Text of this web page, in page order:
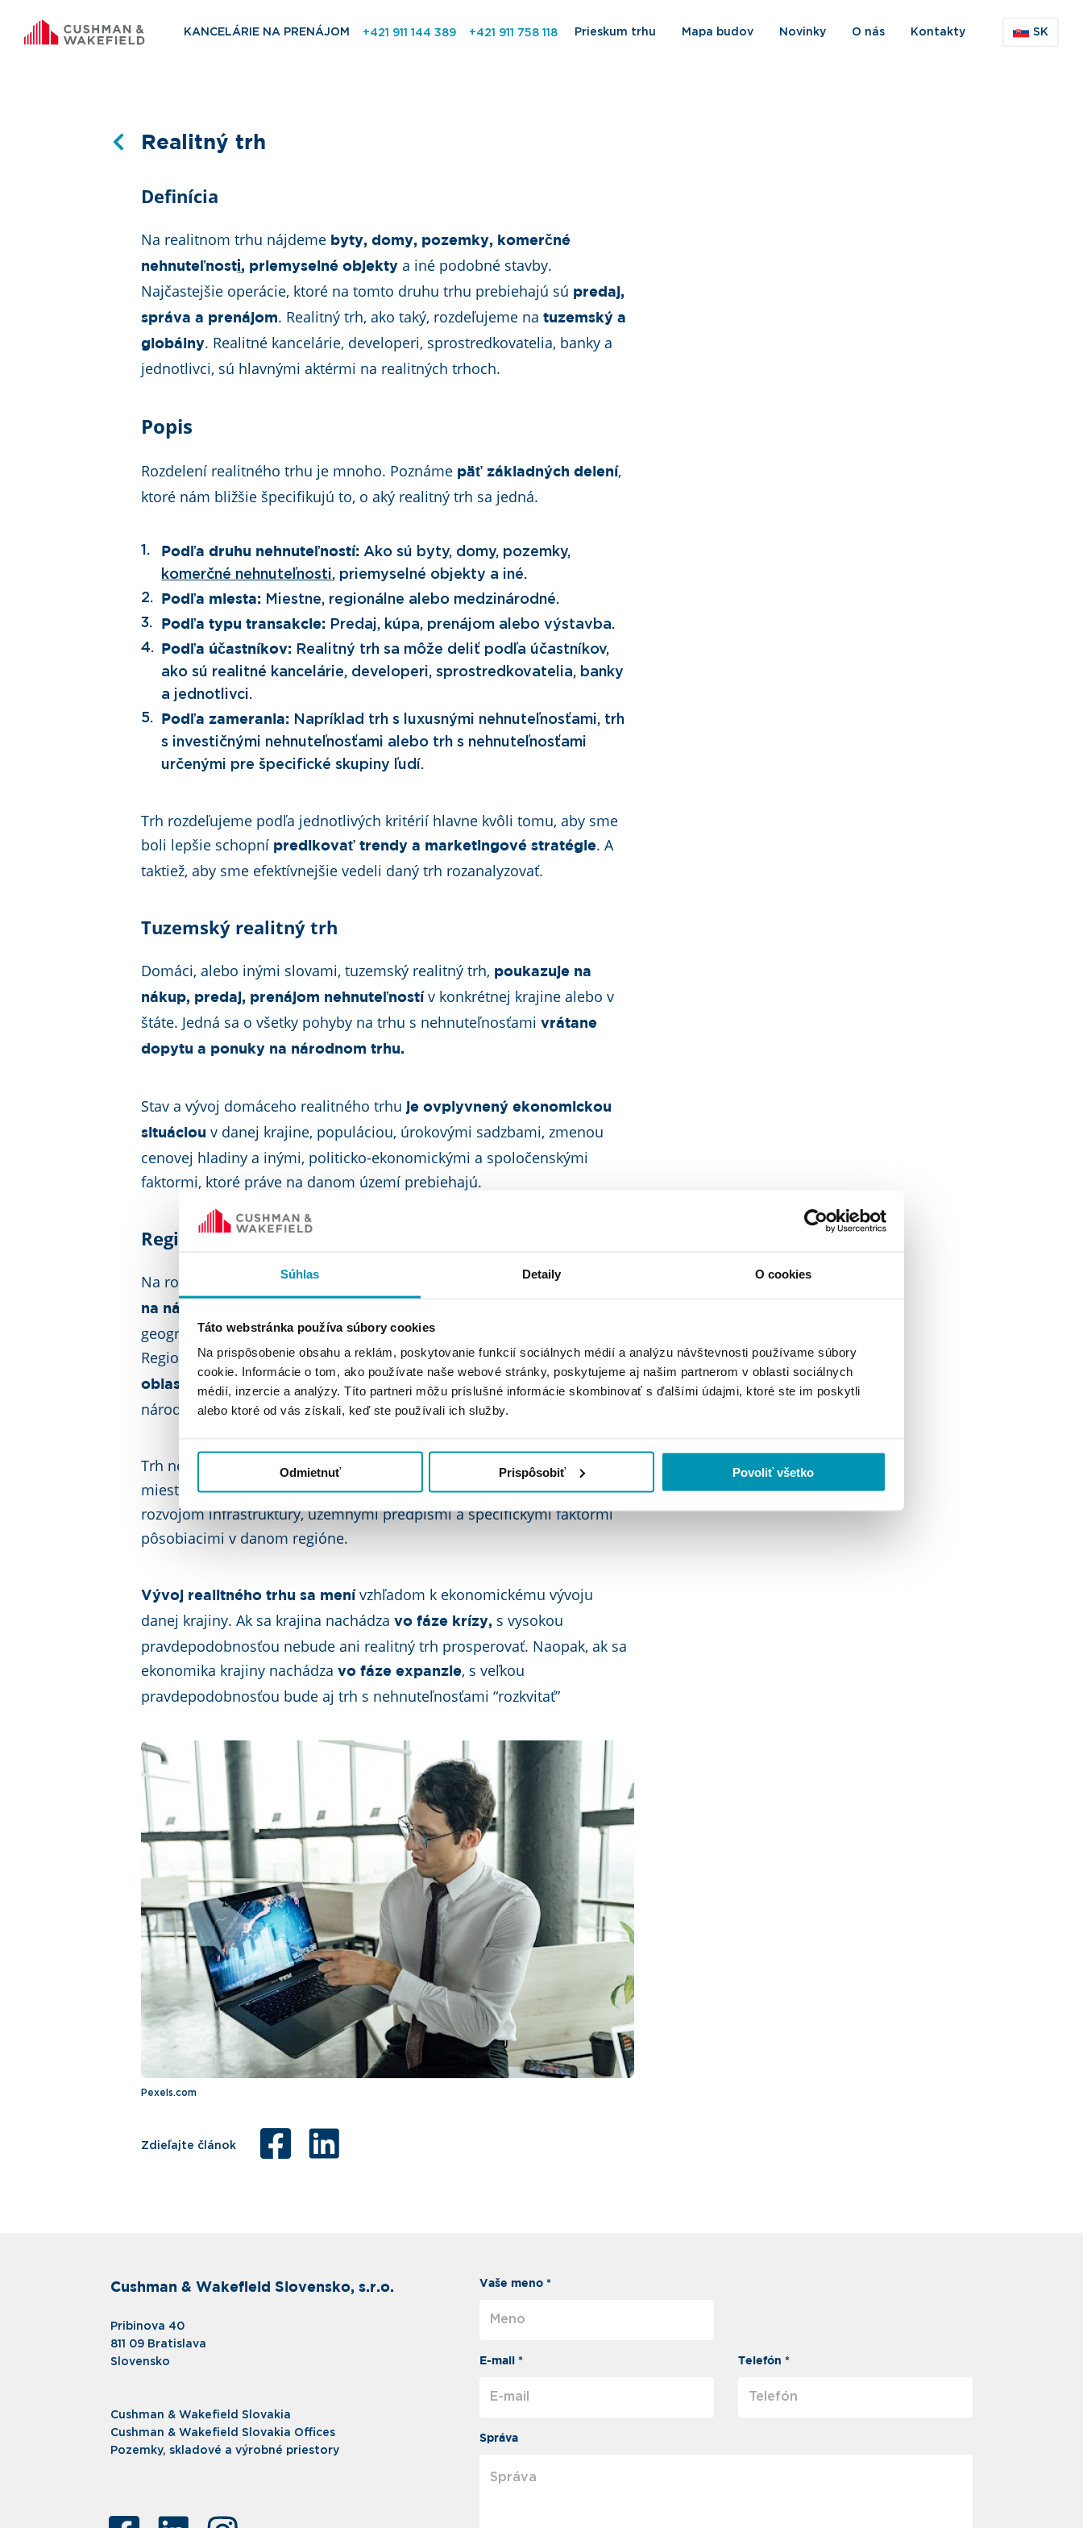
Súhlas Detaily O cookies
Táto webstránka používa súbory cookies
Na prispôsobenie obsahu a reklám, poskytovanie funkcií sociálnych médií a analýzu návštevnosti používame súbory
cookie. Informácie o tom, ako používate naše webové stránky, poskytujeme aj našim partnerom v oblasti sociálnych
médií, inzercie a analýzy. Títo partneri môžu príslušné informácie skombinovať s ďalšími údajmi, ktoré ste im poskytli
alebo ktoré od vás získali, keď ste používali ich služby.
Odmietnuť Prispôsobiť Povoliť všetko
SK
KANCELÁRIE NA PRENÁJOM +421 911 144 389 +421 911 758 118 Prieskum trhu Mapa budov Novinky O nás Kontakty
Realitný trh
Definícia
Na realitnom trhu nájdeme byty, domy, pozemky, komerčné
nehnuteľnosti, priemyselné objekty a iné podobné stavby.
Najčastejšie operácie, ktoré na tomto druhu trhu prebiehajú sú predaj,
správa a prenájom. Realitný trh, ako taký, rozdeľujeme natuzemský a
globálny. Realitné kancelárie, developeri, sprostredkovatelia, banky a
jednotlivci, sú hlavnými aktérmi na realitných trhoch.
Popis
Rozdelení realitného trhu je mnoho. Poznáme päť základných delení,
ktoré nám bližšie špecifikujú to, o aký realitný trh sa jedná.
Podľa druhu nehnuteľností: Ako sú byty, domy, pozemky,
komerčné nehnuteľnosti, priemyselné objekty a iné.
Podľa miesta: Miestne, regionálne alebo medzinárodné.
Podľa typu transakcie: Predaj, kúpa, prenájom alebo výstavba.
Podľa účastníkov: Realitný trh sa môže deliť podľa účastníkov,
ako sú realitné kancelárie, developeri, sprostredkovatelia, banky
a jednotlivci.
Podľa zamerania: Napríklad trh s luxusnými nehnuteľnosťami, trh
s investičnými nehnuteľnosťami alebo trh s nehnuteľnosťami
určenými pre špecifické skupiny ľudí.
Trh rozdeľujeme podľa jednotlivých kritérií hlavne kvôli tomu, aby sme
boli lepšie schopní predikovať trendy a marketingové stratégie. A
taktiež, aby sme efektívnejšie vedeli daný trh rozanalyzovať.
Tuzemský realitný trh
Domáci, alebo inými slovami, tuzemský realitný trh, poukazuje na
nákup, predaj, prenájom nehnuteľnostív konkrétnej krajine alebo v
štáte. Jedná sa o všetky pohyby na trhu s nehnuteľnosťamivrátane
dopytu a ponuky na národnom trhu.
Stav a vývoj domáceho realitného trhu
je ovplyvnený ekonomickou
situáciou v danej krajine, populáciou, úrokovými sadzbami, zmenou
cenovej hladiny a inými, politicko-ekonomickými a spoločenskými
faktormi, ktoré práve na danom území prebiehajú.
Regionálny realitný trh
Na rozdiel od tuzemského trhu je ten regionálny realitný trh zameraný
na nákup, predaj a prenájom nehnuteľností
geografického regiónu ako napríklad mesto, kraj, obec a vidiecka oblasť.
Regionálny trhje viac lokalizovaný a obmedzený na špecifickú
oblasť
v rámci krajiny, kdežto tuzemský trh skôr poukazuje na trh na
národnej úrovni.
Trh nehnuteľností na regionálnej úrovni je ovplyvnený najmä
miestnymi ekonomickými podmienkami, pracovnými príležitosťami,
rozvojom infraštruktúry, územnými predpismi a špecifickými faktormi
pôsobiacimi v danom regióne.
Vývoj realitného trhu sa menívzhľadom k ekonomickému vývoju
danej krajiny. Ak sa krajina nachádzavo fáze krízy, s vysokou
pravdepodobnosťou nebude ani realitný trh prosperovať. Naopak, ak sa
ekonomika krajiny nachádzavo fáze expanzie, s veľkou
pravdepodobnosťou bude aj trh s nehnuteľnosťami “rozkvitať”
Pexels.com
Zdieľajte článok
Cushman & Wakefield Slovensko, s.r.o.
Pribinova 40
811 09 Bratislava
Slovensko
Cushman & Wakefield Slovakia
Cushman & Wakefield Slovakia Offices
Pozemky, skladové a výrobné priestory
Vaše meno *
E-mail * Telefón *
Správa